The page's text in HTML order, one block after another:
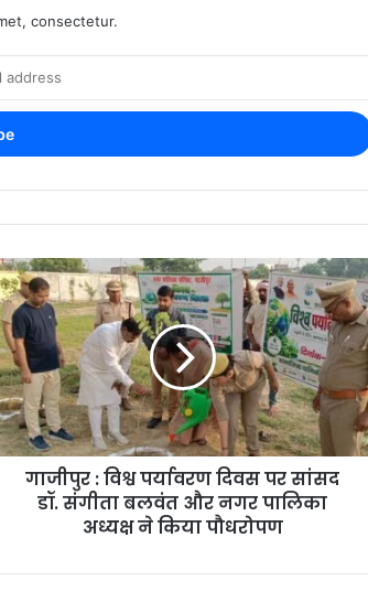
consectetur.
गाजीपुर : विश्व पर्यावरण दिवस पर सांसद
डॉ. संगीता बलवंत और नगर पालिका
अध्यक्ष ने किया पौधरोपण